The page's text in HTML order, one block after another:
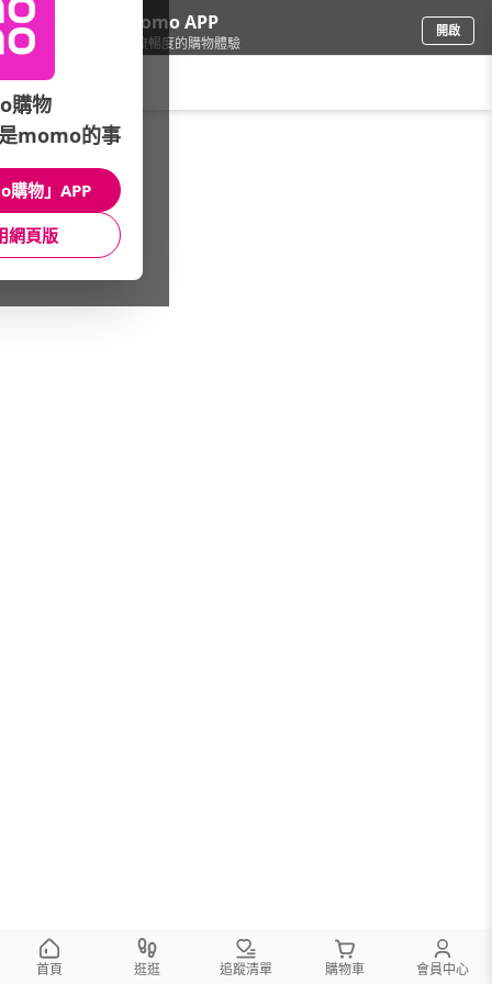
下載momo APP
給你3倍流暢度的購物體驗
開啟
家電/冰箱/找款式
館長推薦 月銷量
首頁 逛逛 追蹤清單 購物車 會員中心
購物
momo的事
購物」APP
網頁版